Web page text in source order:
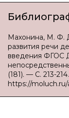
Махонина, М. Ф.
развития речи
введения ФГОС
(181). — С. 213-
https://moluch.ru/